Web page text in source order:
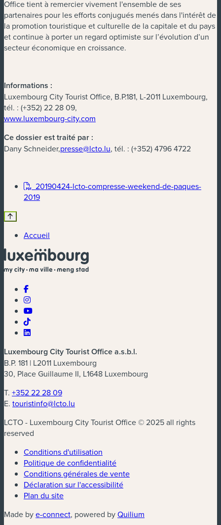
Office tient à remercier vivement l'ensemble de ses
partenaires pour les efforts conjugués menés dans l'intérêt de
la promotion touristique et culturelle de la capitale et du pays
et continue à porter un regard optimiste sur l’évolution d’un
secteur économique en croissance.
Informations :
Luxembourg City Tourist Office, B.P.181, L-2011 Luxembourg,
tél. : (+352) 22 28 09,
www.luxembourg-city.com
Ce dossier est traité par :
Dany Schneider,presse@lcto.lu, tél. : (+352) 4796 4722
20190424-lcto-compresse-weekend-de-paques-
2019
Accueil
Luxembourg City Tourist Office a.s.b.l.
B.P. 181 | L2011 Luxembourg
30, Place Guillaume II, L1648 Luxembourg
T. +352 22 28 09
E. touristinfo@lcto.lu
LCTO - Luxembourg City Tourist Office © 2025 all rights
reserved
Conditions d'utilisation
Politique de confidentialité
Conditions générales de vente
Déclaration sur l'accessibilité
Plan du site
Made bye-connect, powered byQuilium